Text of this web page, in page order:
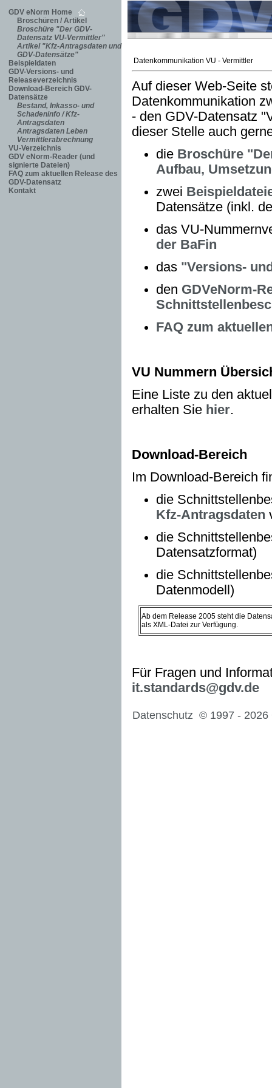
GDV eNorm Home
Broschüren / Artikel
Broschüre "Der GDV-
Datensatz VU-Vermittler"
Artikel "Kfz-Antragsdaten und
GDV-Datensätze"
Beispieldaten
GDV-Versions- und
Releaseverzeichnis
Download-Bereich GDV-
Datensätze
Bestand, Inkasso- und
Schadeninfo / Kfz-
Antragsdaten
Antragsdaten Leben
Vermittlerabrechnung
VU-Verzeichnis
GDV eNorm-Reader (und
signierte Dateien)
FAQ zum aktuellen Release des
GDV-Datensatz
Kontakt
Datenkommunikation VU - Vermittler
Auf dieser Web-Seite
Datenkommunikation
- den GDV-Datensatz
dieser Stelle auch
die Broschüre
Aufbau,
zwei
Datensätze (inkl.
das VU-
der BaFin
das "Versions-
den GDVeNorm-
FAQ zum
VU Nummern
Eine Liste zu den
erhalten Sie hier.
Download-Bereich
Im Download-Bereich
die
Kfz-Antragsdaten
die
Datensatzformat)
die
Datenmodell)
Ab dem Release 2005 steht die
als XML-Datei zur Verfügung.
Für Fragen und
it.standards@gdv.de
Datenschutz © 1997 - 2026